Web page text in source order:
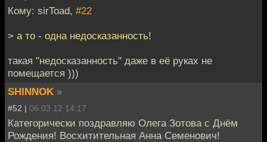
Кому: sirToad, #22
> а то - одна недосказанность!
такая "недосказанность" даже в её руках не
помещается )))
SHINNOK »
#52 | 06.03.12 14:17
Категорически поздравляю Олега Зотова с Днём
Рождения! Восхитительная Анна Семенович!